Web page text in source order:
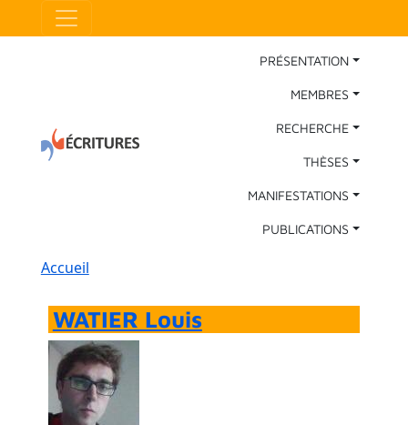
Aller au contenu principal
Main Navigation
PRÉSENTATION
MEMBRES
RECHERCHE
THÈSES
MANIFESTATIONS
PUBLICATIONS
Fil d'Ariane
Accueil
WATIER Louis
Panneau de gestion des cookies